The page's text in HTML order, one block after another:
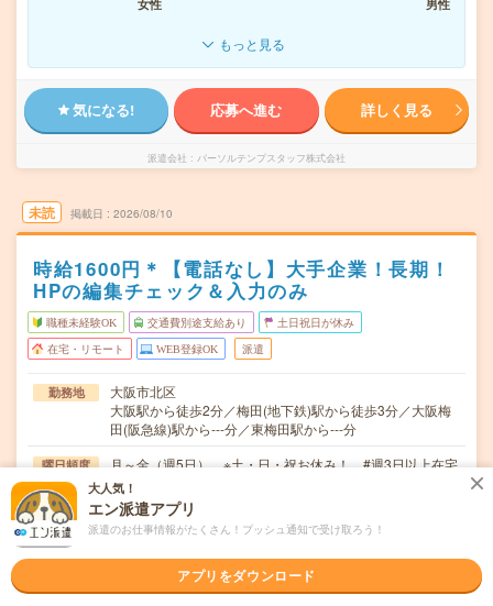
女性
男性
もっと見る
気になる! 応募へ進む 詳しく見る
派遣会社 パーソルテンプスタッフ株式会社
未読 掲載日 2026/08/10
時給1600円＊【電話なし】大手企業！長期！
HPの編集チェック＆入力のみ
職種未経験OK 交通費別途支給あり 土日祝日が休み
在宅・リモート WEB登録OK 派遣
勤務地
大阪市北区
大阪駅から徒歩2分／梅田(地下鉄)駅から徒歩3分／大阪梅
田(阪急線)駅から---分／東梅田駅から---分
曜日頻度 月～金（週5日） ※土・日・祝お休み！ #週3日以上在宅
時間 09:00～17:45(実働7時間45分 休憩1時間)
期間 2026年10月上旬～長期 ※10月～！
時給1600円 月収例 248,000円+残業代
大人気！
エン派遣アプリ
派遣のお仕事情報がたくさん！プッシュ通知で受け取ろう！
アプリをダウンロード